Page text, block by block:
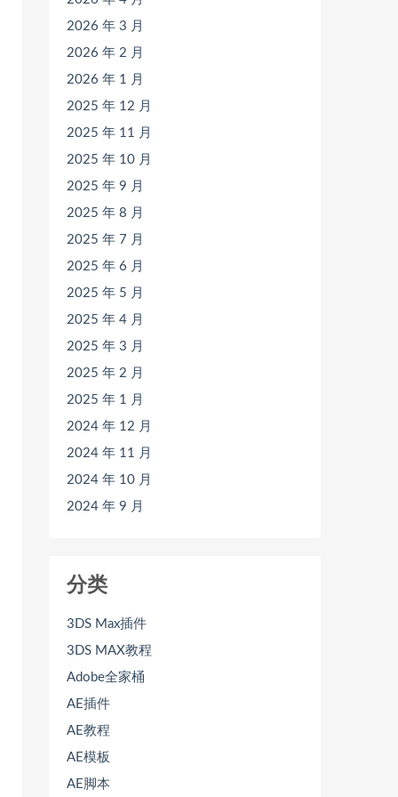
2026 年 3 月
2026 年 2 月
2026 年 1 月
2025 年 12 月
2025 年 11 月
2025 年 10 月
2025 年 9 月
2025 年 8 月
2025 年 7 月
2025 年 6 月
2025 年 5 月
2025 年 4 月
2025 年 3 月
2025 年 2 月
2025 年 1 月
2024 年 12 月
2024 年 11 月
2024 年 10 月
2024 年 9 月
分类
3DS Max插件
3DS MAX教程
Adobe全家桶
AE插件
AE教程
AE模板
AE脚本